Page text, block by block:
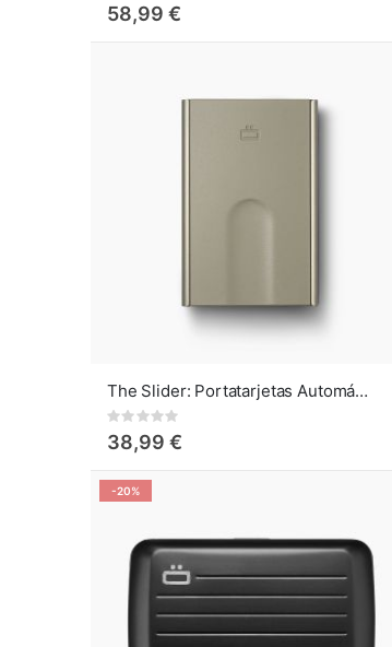
58,99 €
The Slider: Portatarjetas Automático de Crédito Cactus Green
Rating:
38,99 €
-20%